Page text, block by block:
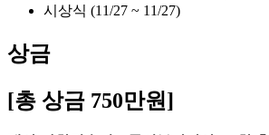
시상식 (11/27 ~ 11/27)
상금
[총 상금 750만원]